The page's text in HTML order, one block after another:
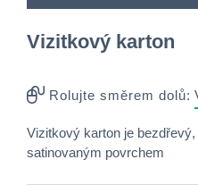
Vizitkový karton
Rolujte směrem dolů:
Vizitkový karton je
satinovaným povrchem